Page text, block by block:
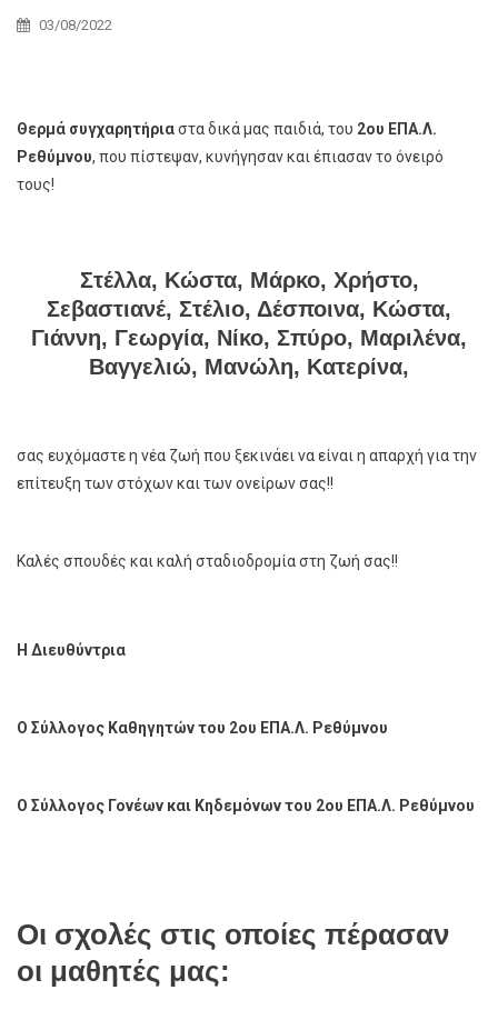
03/08/2022
Θερμά συγχαρητήριαστα δικά μας παιδιά, του 2ου ΕΠΑ.Λ.
Ρεθύμνου, που πίστεψαν, κυνήγησαν και έπιασαν το όνειρό
τους!
Στέλλα, Κώστα, Μάρκο, Χρήστο,
Σεβαστιανέ, Στέλιο, Δέσποινα, Κώστα,
Γιάννη, Γεωργία, Νίκο, Σπύρο, Μαριλένα,
Βαγγελιώ, Μανώλη, Κατερίνα,
σας ευχόμαστε η νέα ζωή που ξεκινάει να είναι η απαρχή για την
επίτευξη των στόχων και των ονείρων σας!!
Καλές σπουδές και καλή σταδιοδρομία στη ζωή σας!!
Η Διευθύντρια
Ο Σύλλογος Καθηγητών του 2ου ΕΠΑ.Λ. Ρεθύμνου
Ο Σύλλογος Γονέων και Κηδεμόνων του 2ου ΕΠΑ.Λ. Ρεθύμνου
Οι σχολές στις οποίες πέρασαν
οι μαθητές μας: